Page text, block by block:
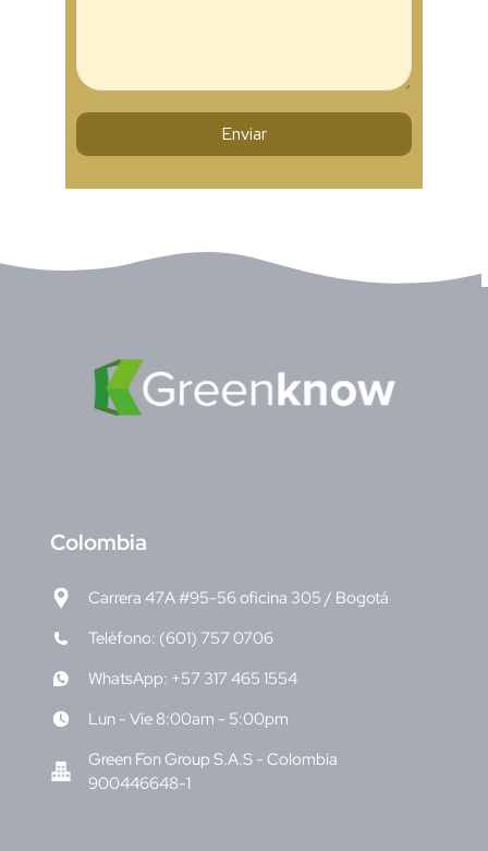
Colombia
Carrera 47A #95-56 oficina 305 / Bogotá
Teléfono: (601) 757 0706
WhatsApp: +57 317 465 1554
Lun - Vie 8:00am - 5:00pm
Green Fon Group S.A.S - Colombia
900446648-1